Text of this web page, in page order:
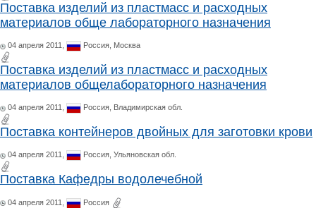
Поставка изделий из пластмасс и расходных
материалов обще лабораторного назначения
04 апреля 2011, Россия, Москва
Поставка изделий из пластмасс и расходных
материалов общелабораторного назначения
04 апреля 2011, Россия, Владимирская обл.
Поставка контейнеров двойных для заготовки крови
04 апреля 2011, Россия, Ульяновская обл.
Поставка Кафедры водолечебной
04 апреля 2011, Россия